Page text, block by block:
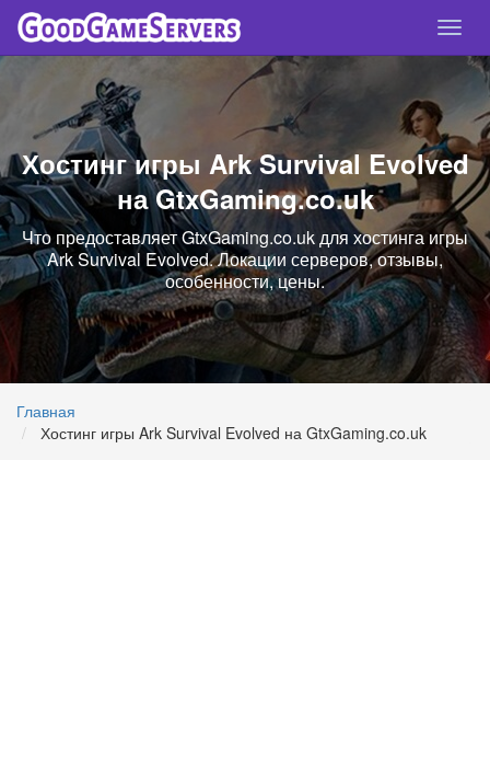
Хостинг игры Ark Survival Evolved
на GtxGaming.co.uk
Что предоставляет GtxGaming.co.uk для хостинга игры
Ark Survival Evolved. Локации серверов, отзывы,
особенности, цены.
Главная
Хостинг игры Ark Survival Evolved на GtxGaming.co.uk